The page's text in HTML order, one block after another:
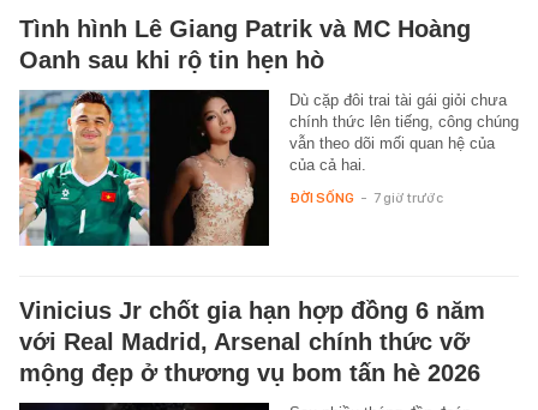
Tình hình Lê Giang Patrik và MC Hoàng
Oanh sau khi rộ tin hẹn hò
Dù cặp đôi trai tài gái giỏi chưa
chính thức lên tiếng, công chúng
vẫn theo dõi mối quan hệ của
của cả hai.
ĐỜI SỐNG - 7 giờ trước
Vinicius Jr chốt gia hạn hợp đồng 6 năm
với Real Madrid, Arsenal chính thức vỡ
mộng đẹp ở thương vụ bom tấn hè 2026